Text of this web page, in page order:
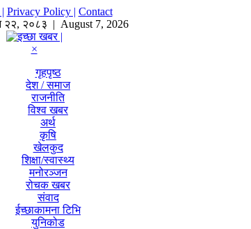
Privacy Policy | Contact
२२, २०८३ | August 7, 2026
×
गृहपृष्ठ
देश / समाज
राजनीति
विश्व खबर
अर्थ
कृषि
खेलकुद
शिक्षा/स्वास्थ्य
मनोरञ्जन
रोचक खबर
संवाद
ईच्छाकामना टिभि
युनिकोड